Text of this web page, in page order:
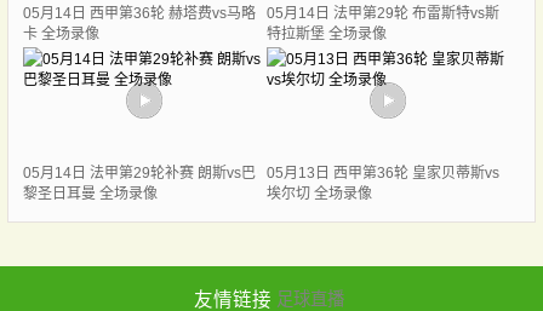
05月14日 西甲第36轮 赫塔费vs马略
卡 全场录像
05月14日 法甲第29轮 布雷斯特vs斯
特拉斯堡 全场录像
05月14日 法甲第29轮补赛 朗斯vs巴
黎圣日耳曼 全场录像
05月13日 西甲第36轮 皇家贝蒂斯vs
埃尔切 全场录像
友情链接 足球直播